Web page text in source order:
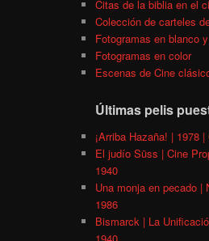
Citas de la biblia en el
Colección de carteles
Fotogramas en blanco
Fotogramas en color
Escenas de Cine
Últimas pelis
¡Arriba Hazaña! | 1978
El judío Süss | Cine
1940
Una monja en pecado |
1986
Bismarck | La